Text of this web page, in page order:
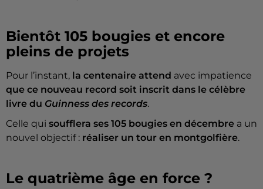
Bientôt 105 bougies et encore
pleins de projets
Pour l’instant, la centenaire attend avec impatience
que ce nouveau record soit inscrit dans le célèbre
livre du Guinness des records.
Celle qui soufflera ses 105 bougies en décembre a un
nouvel objectif : réaliser un tour en montgolfière.
Le quatrième âge en force ?